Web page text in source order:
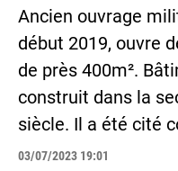
Ancien ouvrage
début 2019, ouvre
de près 400m².
construit dans la
siècle. Il a été cité
03/07/2023 19:01